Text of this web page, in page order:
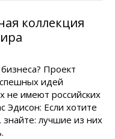
коллекция
Проект
идей
не имеют российских
Эдисон: Если хотите
лучшие из них